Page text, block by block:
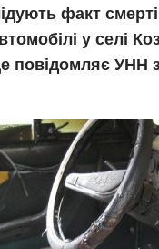
факт
у селі
повідомляє УНН